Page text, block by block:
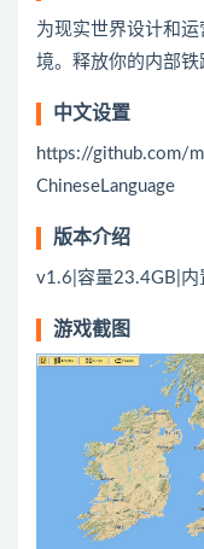
为现实世界设计和
境。释放你的内部铁
中文设置
https://github.com/
ChineseLanguage
版本介绍
v1.6|容量23.4GB|
游戏截图